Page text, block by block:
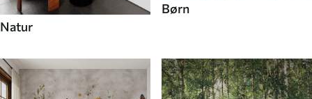
Natur
Børn